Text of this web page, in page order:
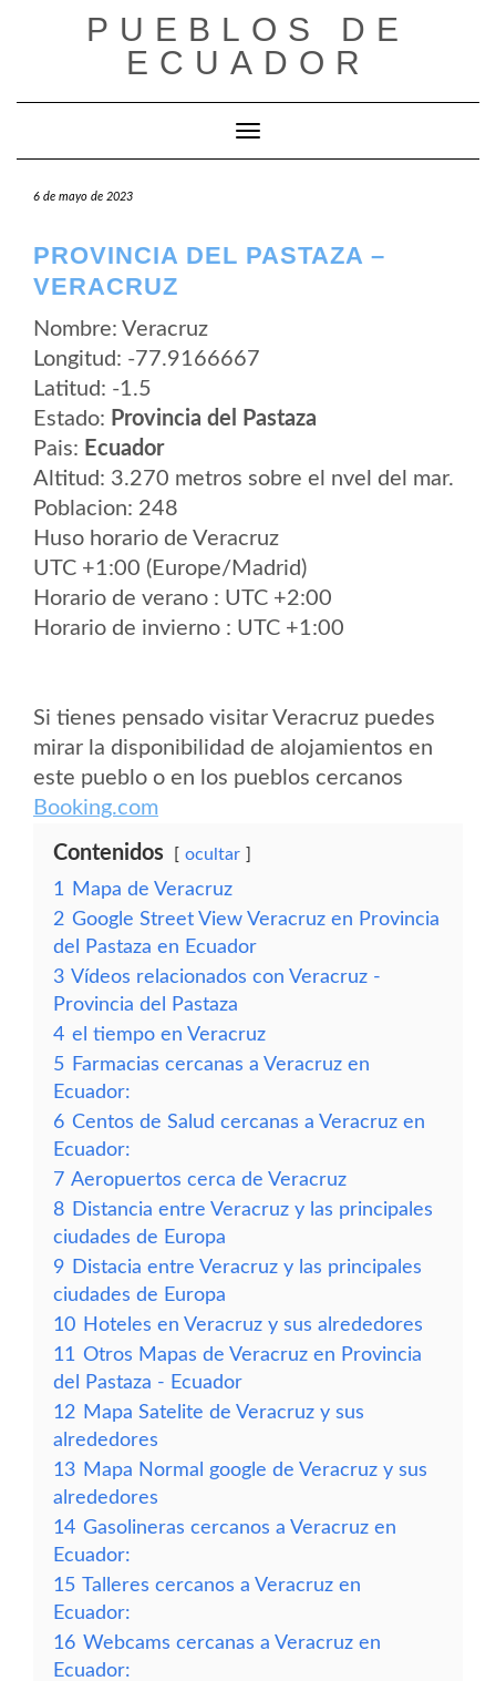
PUEBLOS DE
ECUADOR
Cambiar modo de navegación
6 de mayo de 2023
PROVINCIA DEL PASTAZA –
VERACRUZ
Nombre: Veracruz
Longitud: -77.9166667
Latitud: -1.5
Estado: Provincia del Pastaza
Pais: Ecuador
Altitud: 3.270 metros sobre el nvel del mar.
Poblacion: 248
Huso horario de Veracruz
UTC +1:00 (Europe/Madrid)
Horario de verano : UTC +2:00
Horario de invierno : UTC +1:00
Si tienes pensado visitar Veracruz puedes
mirar la disponibilidad de alojamientos en
este pueblo o en los pueblos cercanos
Booking.com
Contenidos ocultar
1
Mapa de Veracruz
2 Google Street View Veracruz en Provincia
del Pastaza en Ecuador
3 Vídeos relacionados con Veracruz -
Provincia del Pastaza
4 el tiempo en Veracruz
5 Farmacias cercanas a Veracruz en
Ecuador:
6 Centos de Salud cercanas a Veracruz en
Ecuador:
7 Aeropuertos cerca de Veracruz
8 Distancia entre Veracruz y las principales
ciudades de Europa
9 Distacia entre Veracruz y las principales
ciudades de Europa
10 Hoteles en Veracruz y sus alrededores
11 Otros Mapas de Veracruz en Provincia
del Pastaza - Ecuador
12 Mapa Satelite de Veracruz y sus
alrededores
13 Mapa Normal google de Veracruz y sus
alrededores
14 Gasolineras cercanos a Veracruz en
Ecuador:
15 Talleres cercanos a Veracruz en
Ecuador:
16 Webcams cercanas a Veracruz en
Ecuador: